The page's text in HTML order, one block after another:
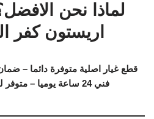
لماذا نحن
اريستون كفر
فني 24 ساعة يوميا – متوفر لدينا خدمة الاستبدال